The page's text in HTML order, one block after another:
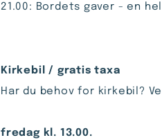
21.00: Bordets gaver - en
Kirkebil / gratis taxa
Har du behov for
fredag kl. 13.00.